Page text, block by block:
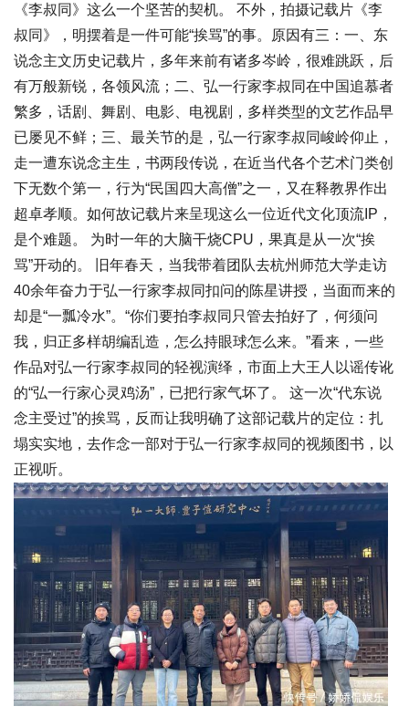
《李叔同》这么一个坚苦的契机。 不外，拍摄记载片《李
叔同》，明摆着是一件可能“挨骂”的事。原因有三：一、东
说念主文历史记载片，多年来前有诸多岑岭，很难跳跃，后
有万般新锐，各领风流；二、弘一行家李叔同在中国追慕者
繁多，话剧、舞剧、电影、电视剧，多样类型的文艺作品早
已屡见不鲜；三、最关节的是，弘一行家李叔同峻岭仰止，
走一遭东说念主生，书两段传说，在近当代各个艺术门类创
下无数个第一，行为“民国四大高僧”之一，又在释教界作出
超卓孝顺。如何故记载片来呈现这么一位近代文化顶流IP，
是个难题。 为时一年的大脑干烧CPU，果真是从一次“挨
骂”开动的。 旧年春天，当我带着团队去杭州师范大学走访
40余年奋力于弘一行家李叔同扣问的陈星讲授，当面而来的
却是“一瓢冷水”。“你们要拍李叔同只管去拍好了，何须问
我，归正多样胡编乱造，怎么持眼球怎么来。”看来，一些
作品对弘一行家李叔同的轻视演绎，市面上大王人以谣传讹
的“弘一行家心灵鸡汤”，已把行家气坏了。 这一次“代东说
念主受过”的挨骂，反而让我明确了这部记载片的定位：扎
塌实实地，去作念一部对于弘一行家李叔同的视频图书，以
正视听。